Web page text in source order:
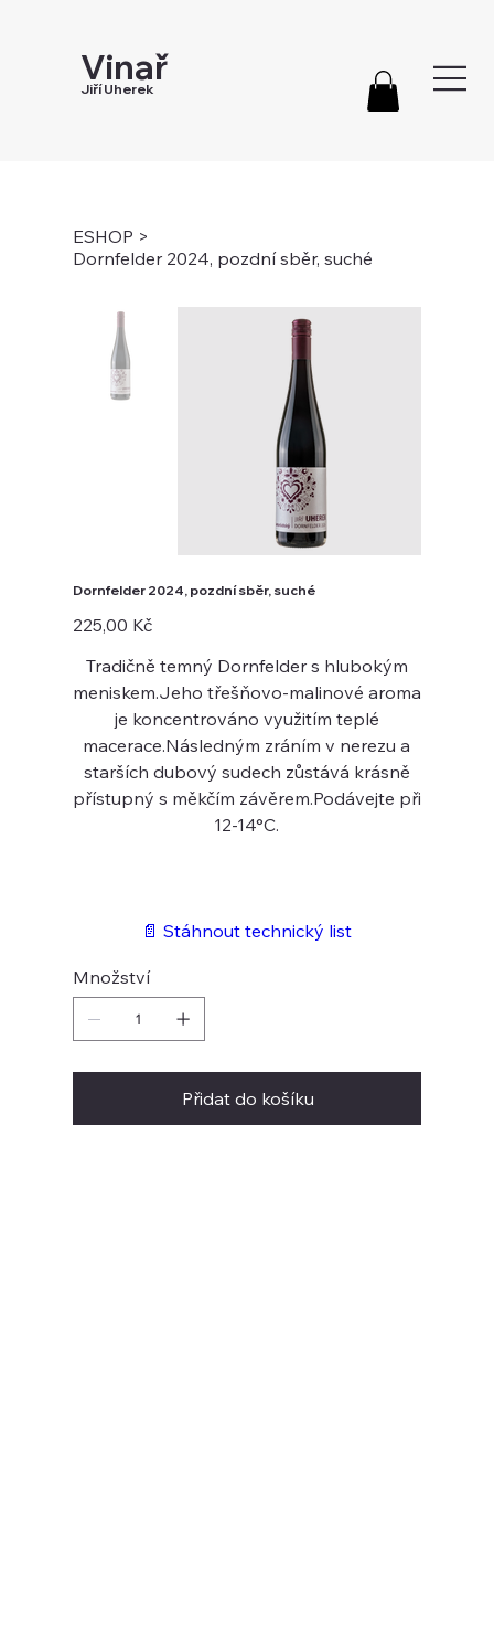
Vinař
Jiří Uherek
ESHOP >
Dornfelder 2024, pozdní sběr, suché
Dornfelder 2024, pozdní sběr, suché
Cena
225,00 Kč
Tradičně temný Dornfelder s hlubokým
meniskem.Jeho třešňovo-malinové aroma
je koncentrováno využitím teplé
macerace.Následným zráním v nerezu a
starších dubový sudech zůstává krásně
přístupný s měkčím závěrem.Podávejte při
12-14°C.
📄 Stáhnout technický list
Množství
Přidat do košíku